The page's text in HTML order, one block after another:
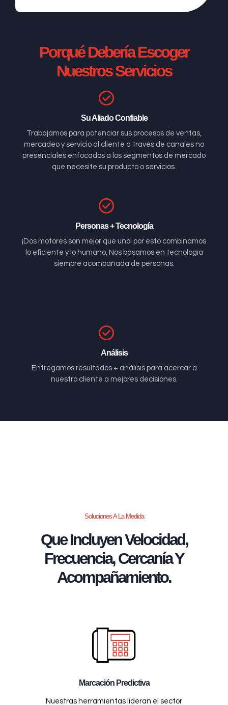
Porqué Debería Escoger
Nuestros Servicios
Su Aliado Confiable
Trabajamos para potenciar sus procesos de ventas,
mercadeo y servicio al cliente a través de canales no
presenciales enfocados a los segmentos de mercado
que necesite su producto o servicios.
Personas + Tecnología
¡Dos motores son mejor que uno! por esto combinamos
lo eficiente y lo humano, Nos basamos en tecnología
siempre acompañada de personas.
Análisis
Entregamos resultados + análisis para acercar a
nuestro cliente a mejores decisiones.
Soluciones A La Medida
Que Incluyen Velocidad,
Frecuencia, Cercanía Y
Acompañamiento.
Marcación Predictiva
Nuestras herramientas lideran el sector